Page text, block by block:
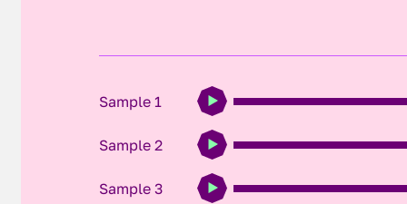
Sample 1
Sample 2
Sample 3